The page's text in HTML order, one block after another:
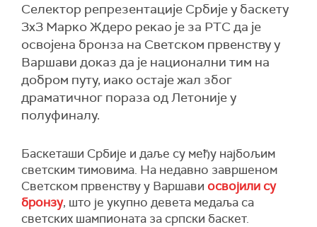
Селектор репрезентације Србије у баскету
3x3 Марко Ждеро рекао је за РТС да је
освојена бронза на Светском првенству у
Варшави доказ да је национални тим на
добром путу, иако остаје жал због
драматичног пораза од Летоније у
полуфиналу.
Баскеташи Србије и даље су међу најбољим
светским тимовима. На недавно завршеном
Светском првенству у Варшави освојили су
бронзу, што је укупно девета медаља са
светских шампионата за српски баскет.